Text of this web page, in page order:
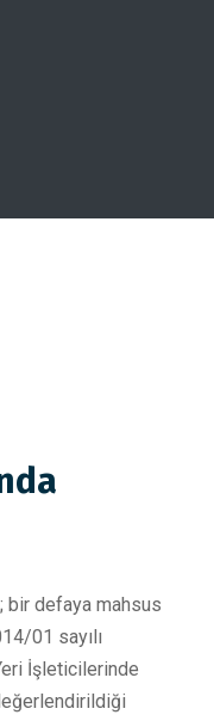
bir defaya mahsus
01 sayılı
İşleticilerinde